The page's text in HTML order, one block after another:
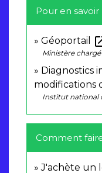
Pour en savoir
Géoportail
Ministère
Diagnostics
modifications
Institut national
Comment faire
J'achète un